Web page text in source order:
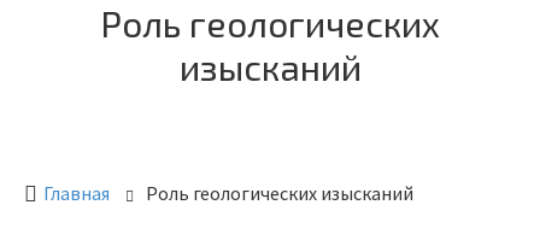
Роль геологических
изысканий
Главная Роль геологических изысканий